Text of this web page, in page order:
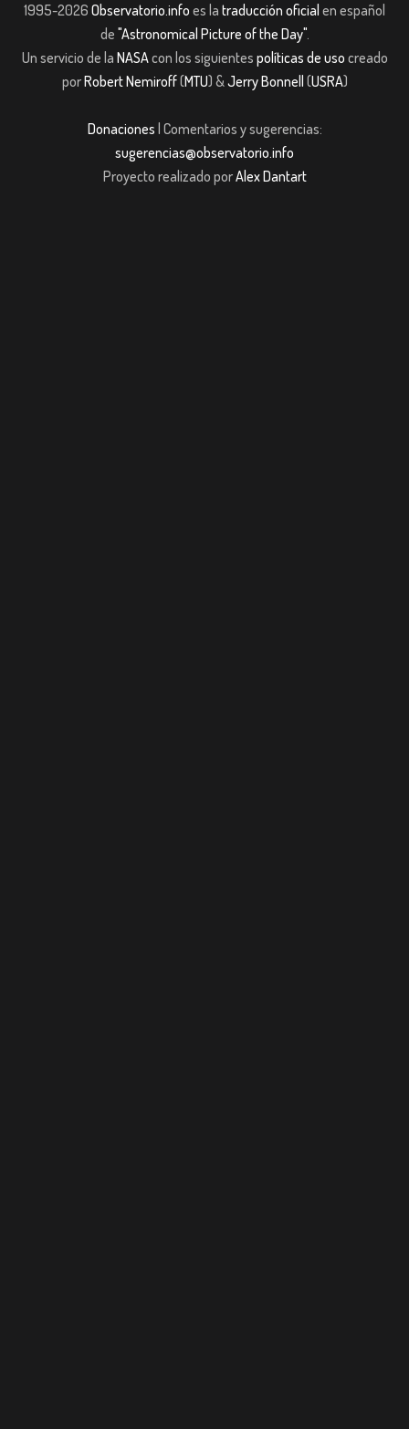
1995-2026 Observatorio.info es la traducción oficial en español
de "Astronomical Picture of the Day".
Un servicio de la NASAcon los siguientes políticas de uso creado
porRobert Nemiroff(MTU) &Jerry Bonnell (USRA)
Donaciones | Comentarios y sugerencias:
sugerencias@observatorio.info
Proyecto realizado porAlex Dantart